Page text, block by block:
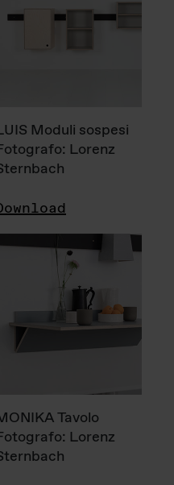
Moduli sospesi
Lorenz
Tavolo
Lorenz